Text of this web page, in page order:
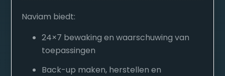
Naviam biedt:
24×7 bewaking en waarschuwing van
toepassingen
Back-up maken, herstellen en